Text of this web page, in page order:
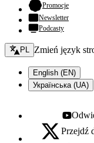
Promocje- otwiera
Newsletter
Podcasty
Zmień język - bieżący:
PL Zmień język
English (EN)
Українська (UA)
Youtube -
X - otwiera się w
Przejdź